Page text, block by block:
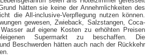
hätten sie keine der Annehmlichkeiten des
die All-inclusive-Verpflegung nutzen können.
gewesen, Zwieback, Salzstangen, Coca-
auf eigene Kosten zu erhöhten Preisen
Supermarkt zu beschaffen. Die
Beschwerden hätten auch nach der Rückkehr